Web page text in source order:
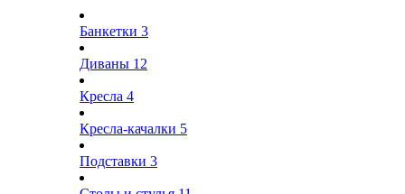
Банкетки 3
Диваны 12
Кресла 4
Кресла-качалки 5
Подставки 3